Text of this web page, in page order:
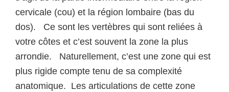
cervicale (cou) et la région lombaire (bas du
dos). Ce sont les vertèbres qui sont reliées à
votre côtes et c’est souvent la zone la plus
arrondie. Naturellement, c’est une zone qui est
plus rigide compte tenu de sa complexité
anatomique. Les articulations de cette zone